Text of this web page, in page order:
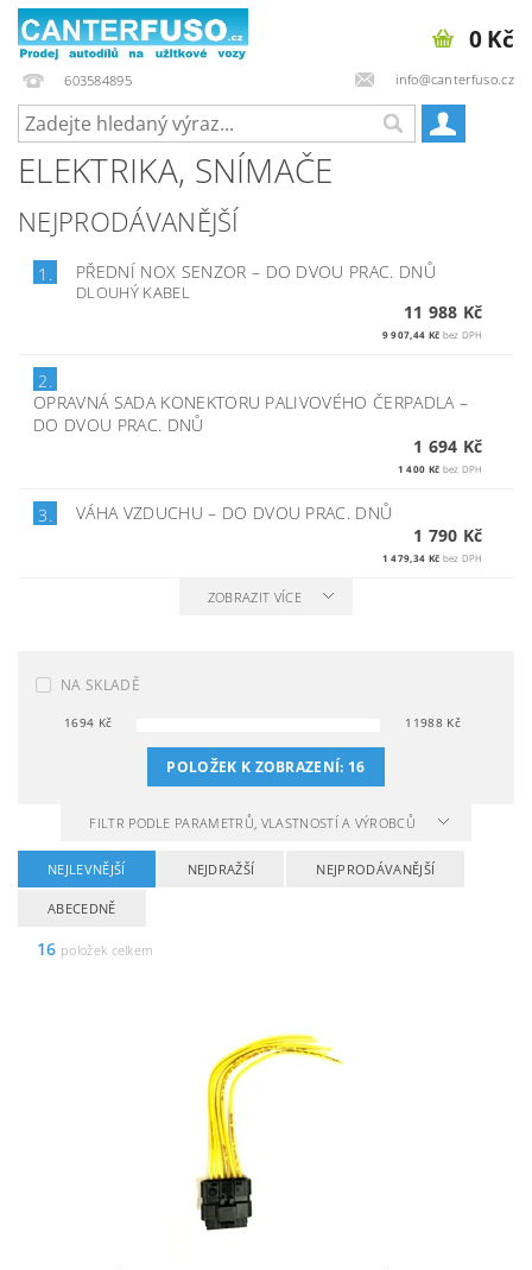
603584895 info@canterfuso.cz
0 Kč
ELEKTRIKA, SNÍMAČE
NEJPRODÁVANĚJŠÍ
1. PŘEDNÍ NOX SENZOR – DO DVOU PRAC. DNŮ
DLOUHÝ KABEL
11 988 Kč
9 907,44 Kč bez DPH
2.
OPRAVNÁ SADA KONEKTORU PALIVOVÉHO ČERPADLA –
DO DVOU PRAC. DNŮ
1 694 Kč
1 400 Kč bez DPH
3. VÁHA VZDUCHU– DO DVOU PRAC. DNŮ
1 790 Kč
1 479,34 Kč bez DPH
ZOBRAZIT VÍCE
NA SKLADĚ
1694 Kč 11988 Kč
POLOŽEK K ZOBRAZENÍ: 16
FILTR PODLE PARAMETRŮ, VLASTNOSTÍ A VÝROBCŮ
NEJLEVNĚJŠÍ NEJDRAŽŠÍ NEJPRODÁVANĚJŠÍ
ABECEDNĚ
16 položek celkem